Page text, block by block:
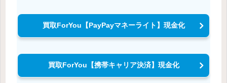
買取ForYou【PayPayマネーライト】現金化
買取ForYou【携帯キャリア決済】現金化